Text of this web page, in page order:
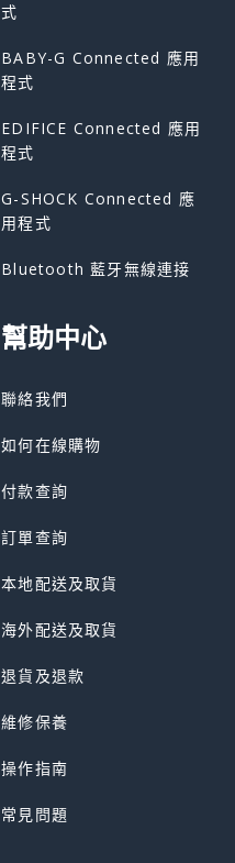
式
BABY-G Connected 應用
程式
EDIFICE Connected 應用
程式
G-SHOCK Connected 應
用程式
Bluetooth 藍牙無線連接
幫助中心
聯絡我們
如何在線購物
付款查詢
訂單查詢
本地配送及取貨
海外配送及取貨
退貨及退款
維修保養
操作指南
常見問題